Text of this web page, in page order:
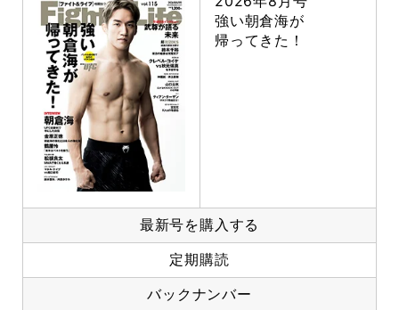
強い朝倉海が
帰ってきた！
最新号を購入する
定期購読
バックナンバー